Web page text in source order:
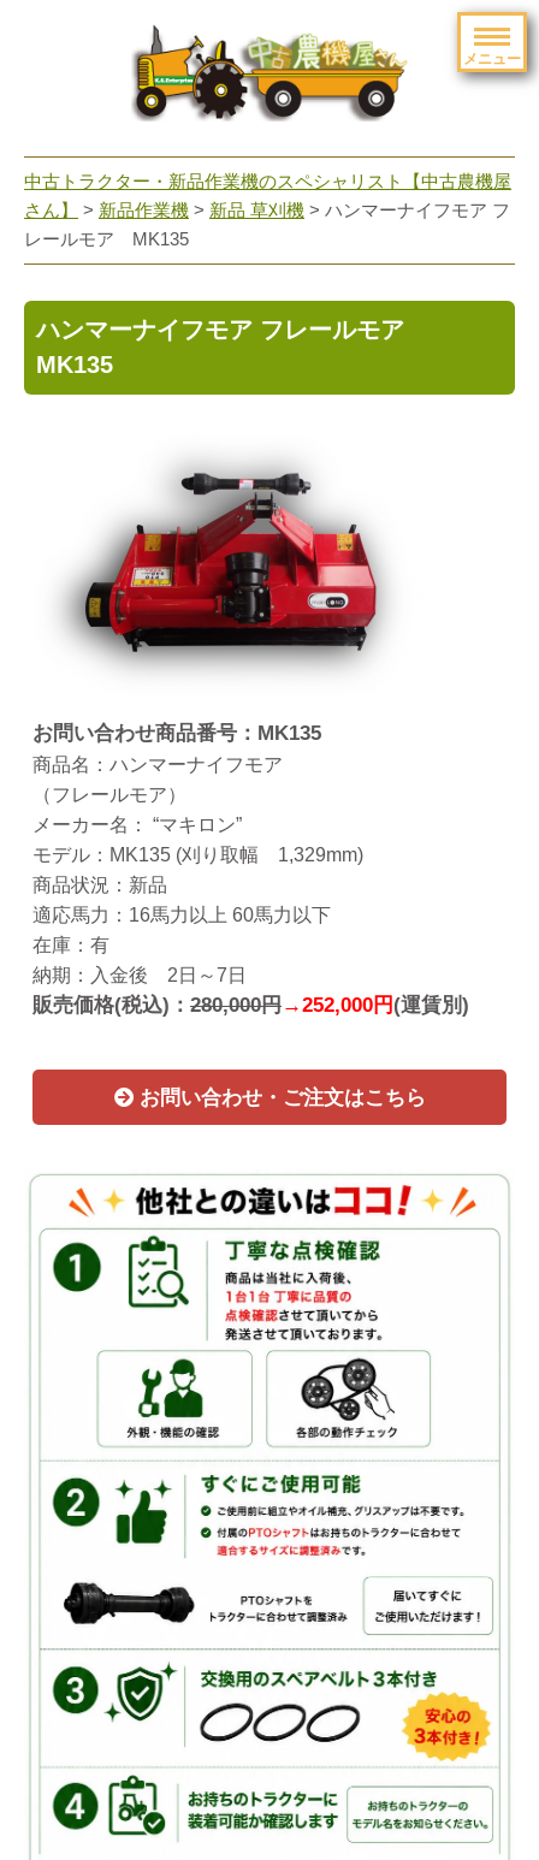
メニュー
navigation
中古トラクター・新品作業機のスペシャリスト【中古農機屋
さん】
> 新品作業機 > 新品 草刈機 > ハンマーナイフモア フ
レールモア MK135
ハンマーナイフモア フレールモア
MK135
お問い合わせ商品番号：MK135
商品名：ハンマーナイフモア
（フレールモア）
メーカー名： “マキロン”
モデル：MK135 (刈り取幅 1,329mm)
商品状況：新品
適応馬力：16馬力以上 60馬力以下
在庫：有
納期：入金後 2日～7日
販売価格(税込)： 280,000円→252,000円 (運賃別)
お問い合わせ・ご注文はこちら